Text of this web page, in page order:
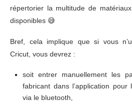
répertorier la multitude de
disponibles 😅
Bref, cela implique que si vous
Cricut, vous devrez :
soit entrer manuellement les
fabricant dans l’application
via le bluetooth,